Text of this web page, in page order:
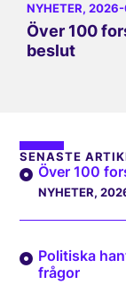
NYHETER,
Över 100
beslut
SENASTE
Över 100
NYHETER,
Politiska
frågor